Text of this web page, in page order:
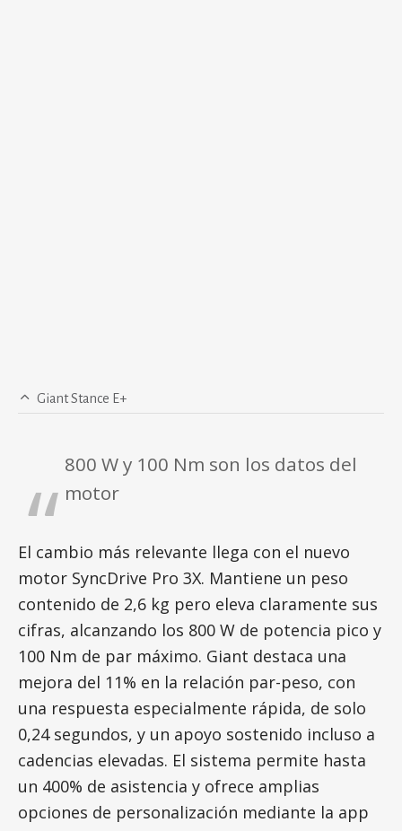
Giant Stance E+
800 W y 100 Nm son los datos del
motor
El cambio más relevante llega con el nuevo
motor SyncDrive Pro 3X. Mantiene un peso
contenido de 2,6 kg pero eleva claramente sus
cifras, alcanzando los 800 W de potencia pico y
100 Nm de par máximo. Giant destaca una
mejora del 11% en la relación par-peso, con
una respuesta especialmente rápida, de solo
0,24 segundos, y un apoyo sostenido incluso a
cadencias elevadas. El sistema permite hasta
un 400% de asistencia y ofrece amplias
opciones de personalización mediante la app